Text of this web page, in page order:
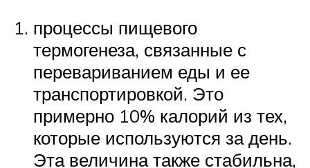
процессы пищевого
термогенеза, связанные с
перевариванием еды и ее
транспортировкой. Это
примерно 10% калорий из тех,
которые используются за день.
Эта величина также стабильна,